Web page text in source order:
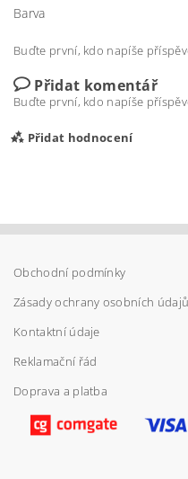
Barva
Buďte první, kdo napíše
Přidat komentář
Buďte první, kdo napíše
Přidat hodnocení
Vložením hodnocení
ochrany osobních údajů
Obchodní podmínky
Zásady ochrany osobních údajů
Kontaktní údaje
Reklamační řád
Doprava a platba